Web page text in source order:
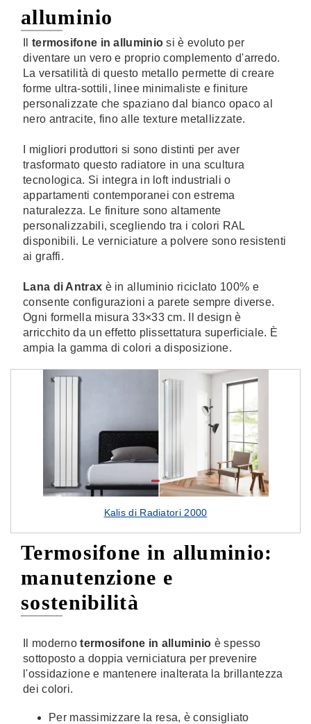
alluminio
termosifone in alluminio si è evoluto per
diventare un vero e proprio complemento d'arredo.
La versatilità di questo metallo permette di creare
forme ultra-sottili, linee minimaliste e finiture
personalizzate che spaziano dal bianco opaco al
nero antracite, fino alle texture metallizzate.
I migliori produttori si sono distinti per aver
trasformato questo radiatore in una scultura
tecnologica. Si integra in loft industriali o
appartamenti contemporanei con estrema
naturalezza. Le finiture sono altamente
personalizzabili, scegliendo tra i colori RAL
disponibili. Le verniciature a polvere sono resistenti
ai graffi.
Lana di Antrax è in alluminio riciclato 100% e
consente configurazioni a parete sempre diverse.
Ogni formella misura 33×33 cm. Il design è
arricchito da un effetto plissettatura superficiale. È
ampia la gamma di colori a disposizione.
Kalis di Radiatori 2000
Termosifone in alluminio:
manutenzione e
sostenibilità
Il modernotermosifone in alluminio è spesso
sottoposto a doppia verniciatura per prevenire
l'ossidazione e mantenere inalterata la brillantezza
dei colori.
Per massimizzare la resa, è consigliato